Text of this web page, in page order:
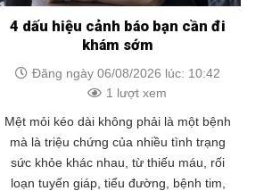
4 dấu hiệu cảnh báo bạn cần đi
khám sớm
Đăng ngày 06/08/2026 lúc: 10:42
1 lượt xem
Mệt mỏi kéo dài không phải là một bệnh
mà là triệu chứng của nhiều tình trạng
sức khỏe khác nhau, từ thiếu máu, rối
loạn tuyến giáp, tiểu đường, bệnh tim,